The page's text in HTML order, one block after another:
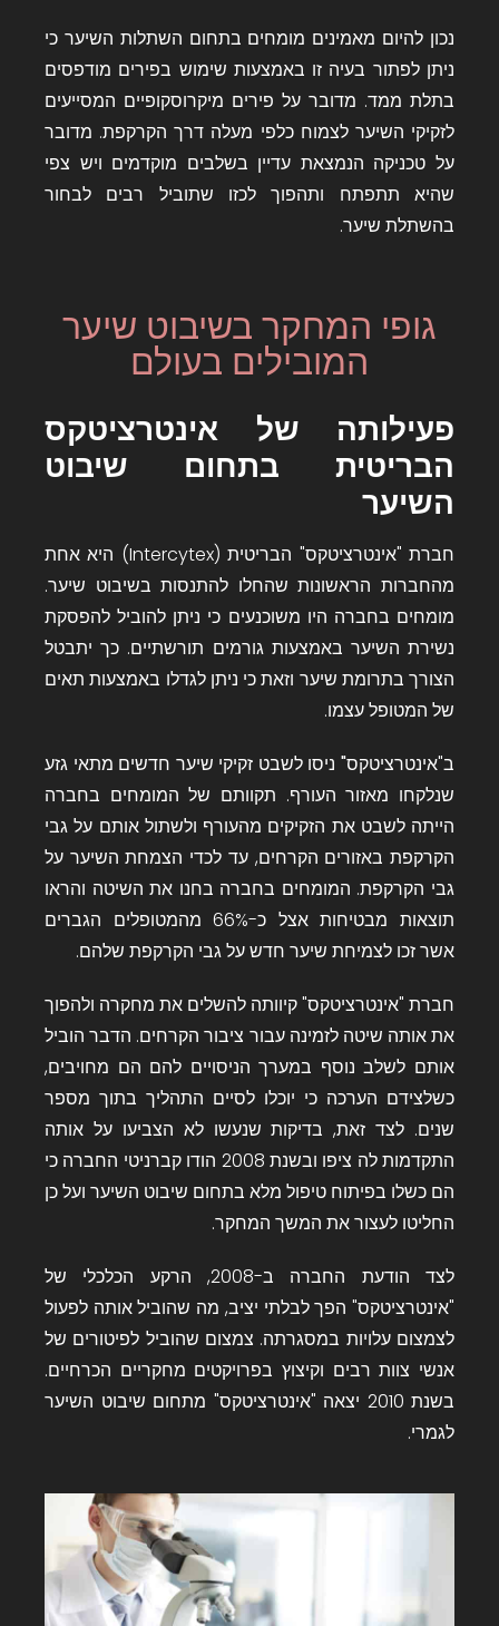
נכון להיום מאמינים מומחים בתחום השתלות השיער כי
ניתן לפתור בעיה זו באמצעות שימוש בפירים מודפסים
בתלת ממד. מדובר על פירים מיקרוסקופיים המסייעים
לזקיקי השיער לצמוח כלפי מעלה דרך הקרקפת. מדובר
על טכניקה הנמצאת עדיין בשלבים מוקדמים ויש צפי
שהיא תתפתח ותהפוך לכזו שתוביל רבים לבחור
בהשתלת שיער.
גופי המחקר בשיבוט שיער
המובילים בעולם
פעילותה של אינטרציטקס
הבריטית בתחום שיבוט
השיער
חברת "אינטרציטקס" הבריטית (Intercytex)
היא אחת
מהחברות הראשונות שהחלו להתנסות בשיבוט שיער.
מומחים בחברה היו משוכנעים כי ניתן להוביל להפסקת
נשירת השיער באמצעות גורמים תורשתיים. כך יתבטל
הצורך בתרומת שיער וזאת כי ניתן לגדלו באמצעות תאים
של המטופל עצמו.
ב"אינטרציטקס" ניסו לשבט זקיקי שיער חדשים מתאי גזע
שנלקחו מאזור העורף. תקוותם של המומחים בחברה
הייתה לשבט את הזקיקים מהעורף ולשתול אותם על גבי
הקרקפת באזורים הקרחים, עד לכדי הצמחת השיער על
גבי הקרקפת. המומחים בחברה בחנו את השיטה והראו
תוצאות מבטיחות אצל כ-66% מהמטופלים הגברים
אשר זכו לצמיחת שיער חדש על גבי הקרקפת שלהם.
חברת "אינטרציטקס" קיוותה להשלים את מחקרה ולהפוך
את אותה שיטה לזמינה עבור ציבור הקרחים. הדבר הוביל
אותם לשלב נוסף במערך הניסויים להם הם מחויבים,
כשלצידם הערכה כי יוכלו לסיים התהליך בתוך מספר
שנים. לצד זאת, בדיקות שנעשו לא הצביעו על אותה
התקדמות לה ציפו ובשנת 2008 הודו קברניטי החברה כי
הם כשלו בפיתוח טיפול מלא בתחום שיבוט השיער ועל כן
החליטו לעצור את המשך המחקר.
לצד הודעת החברה ב-2008, הרקע הכלכלי של
"אינטרציטקס" הפך לבלתי יציב, מה שהוביל אותה לפעול
לצמצום עלויות במסגרתה. צמצום שהוביל לפיטורים של
אנשי צוות רבים וקיצוץ בפרויקטים מחקריים הכרחיים.
בשנת 2010 יצאה "אינטרציטקס" מתחום שיבוט השיער
לגמרי.